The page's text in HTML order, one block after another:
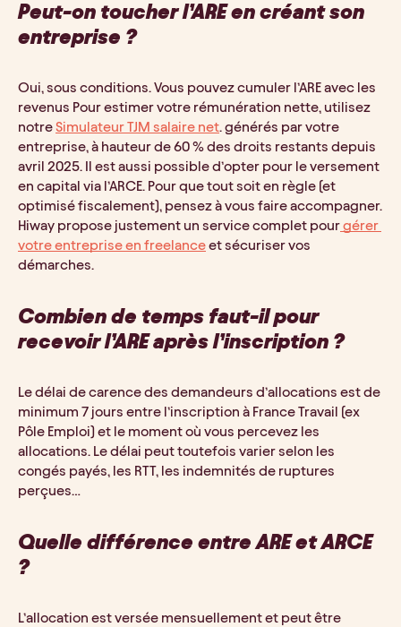
Peut-on toucher l’ARE en créant son
entreprise ?
Oui, sous conditions. Vous pouvez cumuler l’ARE avec les
revenus Pour estimer votre rémunération nette, utilisez
notre Simulateur TJM salaire net. générés par votre
entreprise, à hauteur de 60 % des droits restants depuis
avril 2025. Il est aussi possible d’opter pour le versement
en capital via l’ARCE. Pour que tout soit en règle (et
optimisé fiscalement), pensez à vous faire accompagner.
Hiway propose justement un service complet pour gérer
votre entreprise en freelance et sécuriser vos
démarches.
Combien de temps faut-il pour
recevoir l’ARE après l’inscription ?
Le délai de carence des demandeurs d’allocations est de
minimum 7 jours entre l’inscription à France Travail (ex
Pôle Emploi) et le moment où vous percevez les
allocations. Le délai peut toutefois varier selon les
congés payés, les RTT, les indemnités de ruptures
perçues…
Quelle différence entre ARE et ARCE
?
L’allocation est versée mensuellement et peut être